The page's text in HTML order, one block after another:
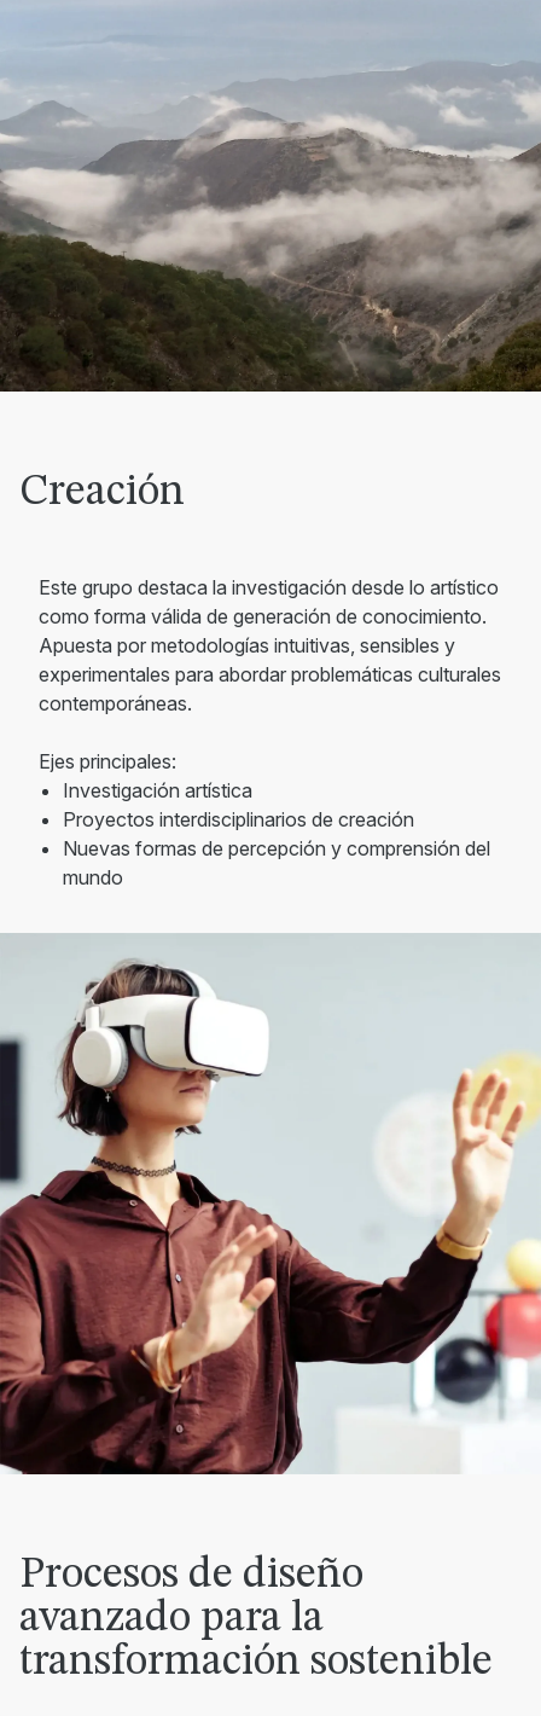
Creación
Este grupo destaca la investigación desde lo artístico
como forma válida de generación de conocimiento.
Apuesta por metodologías intuitivas, sensibles y
experimentales para abordar problemáticas culturales
contemporáneas.
Ejes principales:
Investigación artística
Proyectos interdisciplinarios de creación
Nuevas formas de percepción y comprensión del
mundo
Procesos de diseño
avanzado para la
transformación sostenible